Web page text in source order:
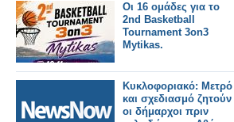
Oι 16 ομάδες για το
2nd Basketball
Tournament 3on3
Mytikas.
Κυκλοφοριακό: Μετρό
και σχεδιασμό ζητούν
οι δήμαρχοι πριν